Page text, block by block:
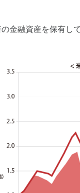
金融資産を保有し